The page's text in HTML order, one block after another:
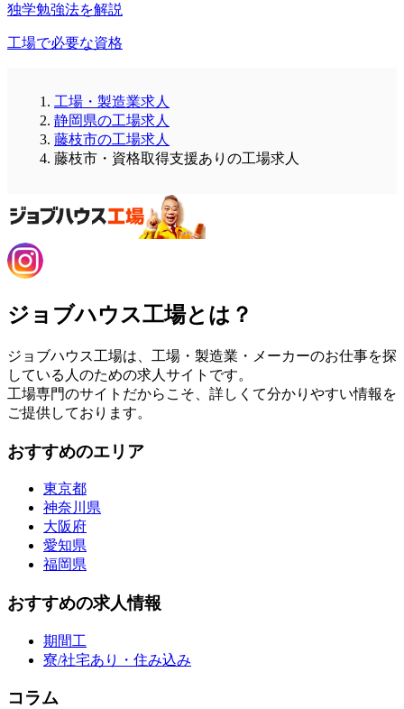
独学勉強法を解説
工場で必要な資格
工場・製造業求人
静岡県の工場求人
藤枝市の工場求人
藤枝市・資格取得支援ありの工場求人
ジョブハウス工場とは？
ジョブハウス工場は、工場・製造業・メーカーのお仕事を探
している人のための求人サイトです。
工場専門のサイトだからこそ、詳しくて分かりやすい情報を
ご提供しております。
おすすめのエリア
東京都
神奈川県
大阪府
愛知県
福岡県
おすすめの求人情報
期間工
寮/社宅あり・住み込み
コラム